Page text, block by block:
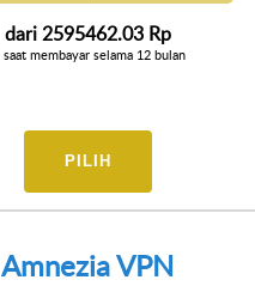
dari 2595462.03 Rp
saat membayar selama 12 bulan
PILIH
Amnezia VPN